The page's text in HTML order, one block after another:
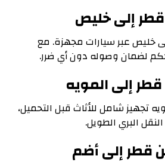
إلى خليص
خليص عبر سيارات مجهزة. مع
لضمان وصوله دون أي ضرر.
إلى المويه
تجهيز شامل للأثاث قبل التحميل،
البري الطويل.
إلى أضم